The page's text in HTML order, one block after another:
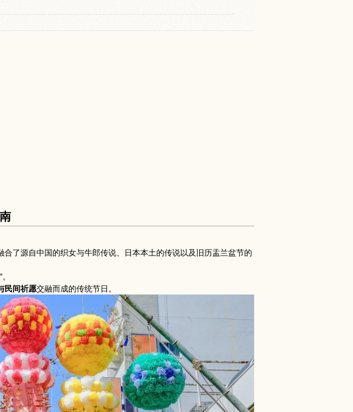
了源自中国的织女与牛郎传说、日本本土的传说以及旧历盂兰盆节的
民间祈愿交融而成的传统节日。